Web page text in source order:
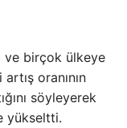
ve birçok ülkeye
oranının
söyleyerek
yükseltti.